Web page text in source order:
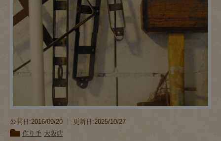
公開日:2016/09/20 ｜ 更新日:2025/10/27
作り手 大阪店